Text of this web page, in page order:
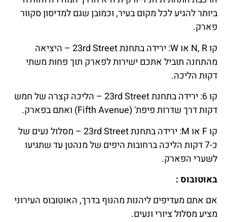
ביותר להגיע לכל מקום בעיר, וכמובן שגם למדיסון סקוור
פארק.
קו N, R או W: ירידה בתחנת 23rd Street – היציאה
מהתחנה תוביל אתכם ישירות לפארק תוך פחות משתי
דקות הליכה.
קו 6: ירידה בתחנת 23rd Street – הליכה קצרה של חמש
דקות דרך שדרות פיפת' (Fifth Avenue) ואתם בפארק.
קו F או M: ירידה בתחנת 23rd Street – מסלול נעים של
כ-7 דקות הליכה ברחובות היפים של מנהטן עד שתגיעו
לשערי הפארק.
באוטובוס :
אם אתם מעדיפים ליהנות מהנוף בדרך, האוטובוס העירוני
מציע מסלול ציורי ונעים.